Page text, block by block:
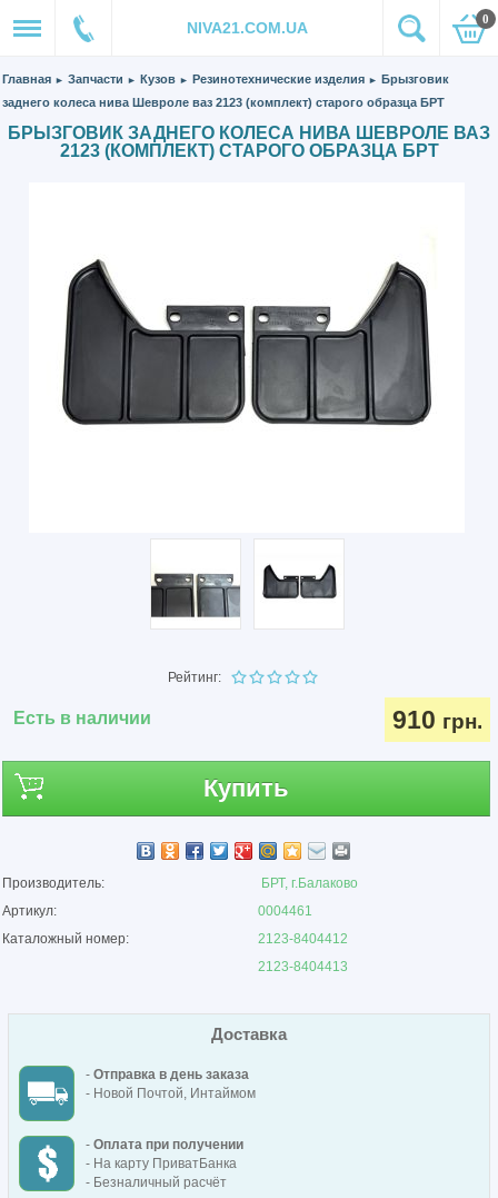
NIVA21.COM.UA 0
Главная ► Запчасти ► Кузов ► Резинотехнические изделия ► Брызговик
заднего колеса нива Шевроле ваз 2123 (комплект) старого образца БРТ
БРЫЗГОВИК ЗАДНЕГО КОЛЕСА НИВА ШЕВРОЛЕ ВАЗ
2123 (КОМПЛЕКТ) СТАРОГО ОБРАЗЦА БРТ
Рейтинг:
Есть в наличии 910 грн.
Купить
Производитель:
БРТ, г.Балаково
Артикул:
0004461
Каталожный номер:
2123-8404412
2123-8404413
Доставка
- Отправка в день заказа
- Новой Почтой, Интаймом
- Оплата при получении
- На карту ПриватБанка
- Безналичный расчёт